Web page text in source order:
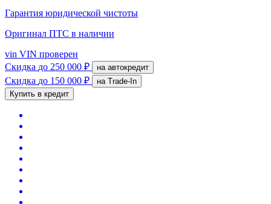
Гарантия юридической чистоты
Оригинал ПТС в наличии
vin VIN проверен
Скидка до 250 000 ₽ на автокредит
Скидка до 150 000 ₽
на Trade-In
Купить в кредит